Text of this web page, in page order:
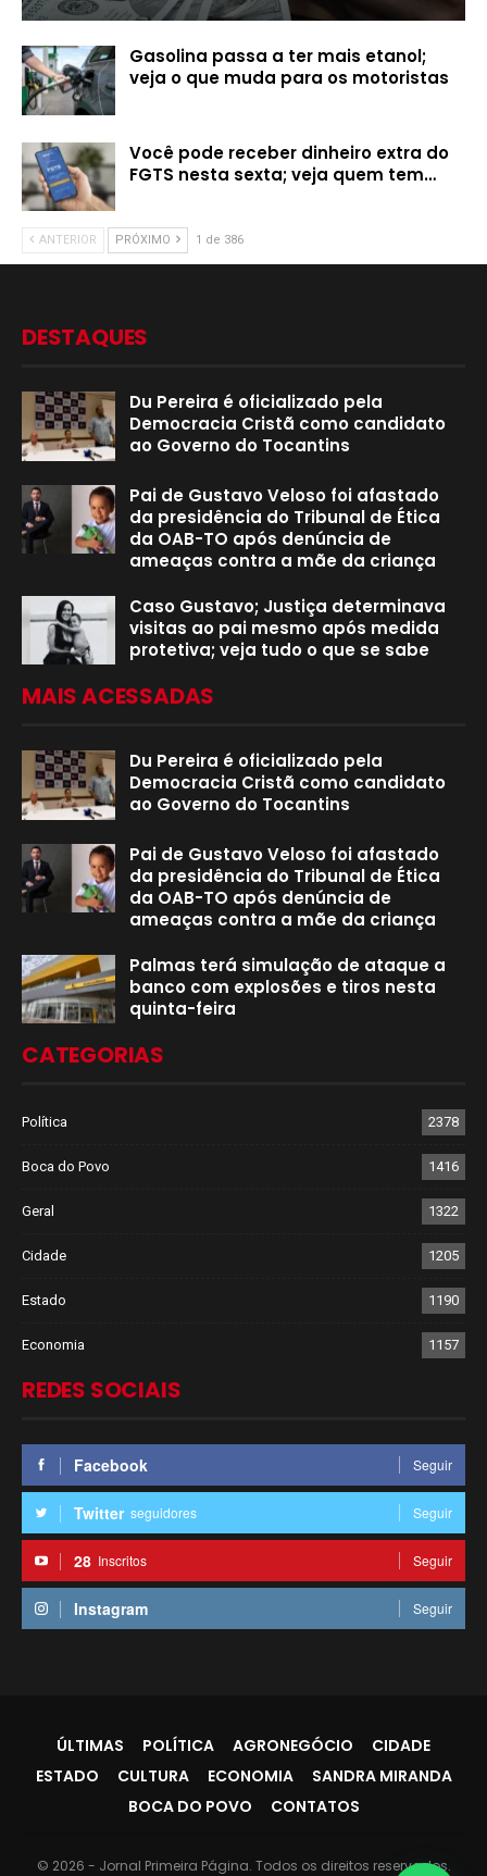
Gasolina passa a ter mais etanol;
veja o que muda para os motoristas
Você pode receber dinheiro extra do
FGTS nesta sexta; veja quem tem…
ANTERIOR PRÓXIMO 1 de 386
DESTAQUES
Du Pereira é oficializado pela
Democracia Cristã como candidato
ao Governo do Tocantins
Pai de Gustavo Veloso foi afastado
da presidência do Tribunal de Ética
da OAB-TO após denúncia de
ameaças contra a mãe da criança
Caso Gustavo; Justiça determinava
visitas ao pai mesmo após medida
protetiva; veja tudo o que se sabe
MAIS ACESSADAS
Du Pereira é oficializado pela
Democracia Cristã como candidato
ao Governo do Tocantins
Pai de Gustavo Veloso foi afastado
da presidência do Tribunal de Ética
da OAB-TO após denúncia de
ameaças contra a mãe da criança
Palmas terá simulação de ataque a
banco com explosões e tiros nesta
quinta-feira
CATEGORIAS
Política 2378
Boca do Povo 1416
Geral 1322
Cidade 1205
Estado 1190
Economia 1157
REDES SOCIAIS
Facebook Seguir
Twitter seguidores Seguir
28 Inscritos Seguir
Instagram Seguir
ÚLTIMAS POLÍTICA AGRONEGÓCIO
CIDADE
ESTADO
CULTURA ECONOMIA
SANDRA MIRANDA
BOCA DO POVO
CONTATOS
© 2026 - Jornal Primeira Página. Todos os direitos reservados.